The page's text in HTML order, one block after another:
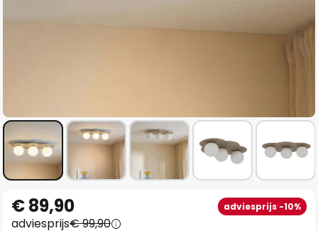
naar
het
€ 89,90 adviesprijs -10%
adviesprijs€ 99,90